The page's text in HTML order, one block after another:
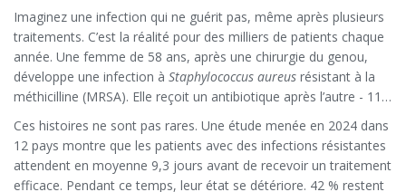
Imaginez une infection qui ne guérit pas, même après plusieurs
traitements. C’est la réalité pour des milliers de patients chaque
année. Une femme de 58 ans, après une chirurgie du genou,
développe une infection à Staphylococcus aureus résistant à la
méthicilline (MRSA). Elle reçoit un antibiotique après l’autre - 11
au total. Chaque nouvelle tentative dure des semaines. Elle perd
du poids, souffre de nausées, perd son sommeil. À la fin, elle a
besoin de trois nouvelles opérations. Elle ne sait plus si elle
guérira ou si elle va mourir d’une infection qu’on ne peut plus
Ces histoires ne sont pas rares. Une étude menée en 2024 dans
12 pays montre que les patients avec des infections résistantes
attendent en moyenne 9,3 jours avant de recevoir un traitement
efficace. Pendant ce temps, leur état se détériore. 42 % restent